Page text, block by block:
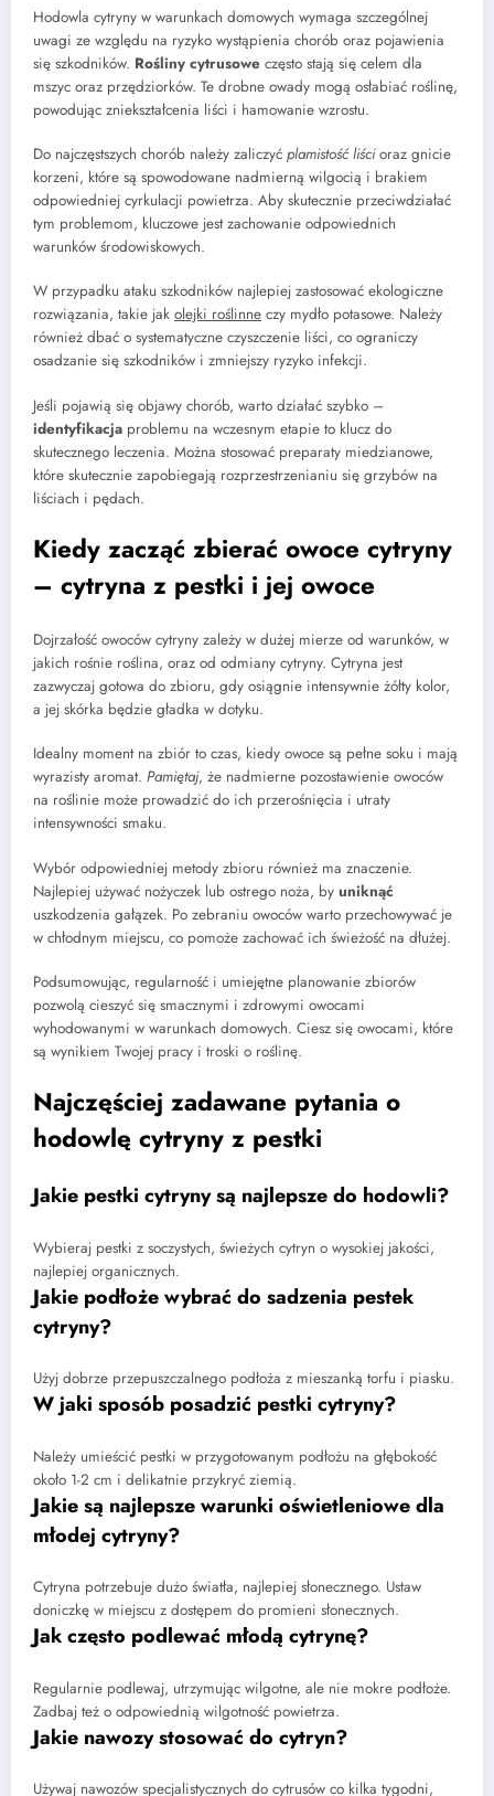
Hodowla cytryny w warunkach domowych wymaga szczególnej
uwagi ze względu na ryzyko wystąpienia chorób oraz pojawienia
się szkodników. Rośliny cytrusowe często stają się celem dla
mszyc oraz przędziorków. Te drobne owady mogą osłabiać roślinę,
powodując zniekształcenia liści i hamowanie wzrostu.
Do najczęstszych chorób należy zaliczyć plamistość liścioraz gnicie
korzeni, które są spowodowane nadmierną wilgocią i brakiem
odpowiedniej cyrkulacji powietrza. Aby skutecznie przeciwdziałać
tym problemom, kluczowe jest zachowanie odpowiednich
warunków środowiskowych.
W przypadku ataku szkodników najlepiej zastosować ekologiczne
rozwiązania, takie jak olejki roślinne czy mydło potasowe. Należy
również dbać o systematyczne czyszczenie liści, co ograniczy
osadzanie się szkodników i zmniejszy ryzyko infekcji.
Jeśli pojawią się objawy chorób, warto działać szybko –
identyfikacja problemu na wczesnym etapie to klucz do
skutecznego leczenia. Można stosować preparaty miedzianowe,
które skutecznie zapobiegają rozprzestrzenianiu się grzybów na
liściach i pędach.
Kiedy zacząć zbierać owoce cytryny
– cytryna z pestki i jej owoce
Dojrzałość owoców cytryny zależy w dużej mierze od warunków, w
jakich rośnie roślina, oraz od odmiany cytryny. Cytryna jest
zazwyczaj gotowa do zbioru, gdy osiągnie intensywnie żółty kolor,
a jej skórka będzie gładka w dotyku.
Idealny moment na zbiór to czas, kiedy owoce są pełne soku i mają
wyrazisty aromat. Pamiętaj, że nadmierne pozostawienie owoców
na roślinie może prowadzić do ich przerośnięcia i utraty
intensywności smaku.
Wybór odpowiedniej metody zbioru również ma znaczenie.
Najlepiej używać nożyczek lub ostrego noża, by uniknąć
uszkodzenia gałązek. Po zebraniu owoców warto przechowywać je
w chłodnym miejscu, co pomoże zachować ich świeżość na dłużej.
Podsumowując, regularność i umiejętne planowanie zbiorów
pozwolą cieszyć się smacznymi i zdrowymi owocami
wyhodowanymi w warunkach domowych. Ciesz się owocami, które
są wynikiem Twojej pracy i troski o roślinę.
Najczęściej zadawane pytania o
hodowlę cytryny z pestki
Jakie pestki cytryny są najlepsze do hodowli?
Wybieraj pestki z soczystych, świeżych cytryn o wysokiej jakości,
najlepiej organicznych.
Jakie podłoże wybrać do sadzenia pestek
cytryny?
Użyj dobrze przepuszczalnego podłoża z mieszanką torfu i piasku.
W jaki sposób posadzić pestki cytryny?
Należy umieścić pestki w przygotowanym podłożu na głębokość
około 1-2 cm i delikatnie przykryć ziemią.
Jakie są najlepsze warunki oświetleniowe dla
młodej cytryny?
Cytryna potrzebuje dużo światła, najlepiej słonecznego. Ustaw
doniczkę w miejscu z dostępem do promieni słonecznych.
Jak często podlewać młodą cytrynę?
Regularnie podlewaj, utrzymując wilgotne, ale nie mokre podłoże.
Zadbaj też o odpowiednią wilgotność powietrza.
Jakie nawozy stosować do cytryn?
Używaj nawozów specjalistycznych do cytrusów co kilka tygodni,